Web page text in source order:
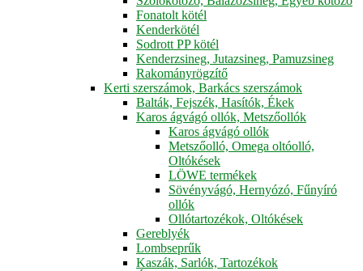
Fonatolt kötél
Kenderkötél
Sodrott PP kötél
Kenderzsineg, Jutazsineg, Pamuzsineg
Rakományrögzítő
Kerti szerszámok, Barkács szerszámok
Balták, Fejszék, Hasítók, Ékek
Karos ágvágó ollók, Metszőollók
Karos ágvágó ollók
Metszőolló, Omega oltóolló,
Oltókések
LÖWE termékek
Sövényvágó, Hernyózó, Fűnyíró
ollók
Ollótartozékok, Oltókések
Gereblyék
Lombseprűk
Kaszák, Sarlók, Tartozékok